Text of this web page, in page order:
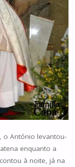
o António levantou-
enquanto a
à noite, já na